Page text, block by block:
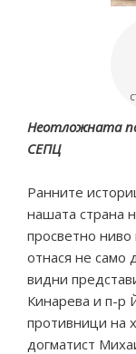
Неотложната
СЕПЦ
Ранните
нашата страна
просветно
отнася не само
видни
Кинарева и п-р
противници на
догматист